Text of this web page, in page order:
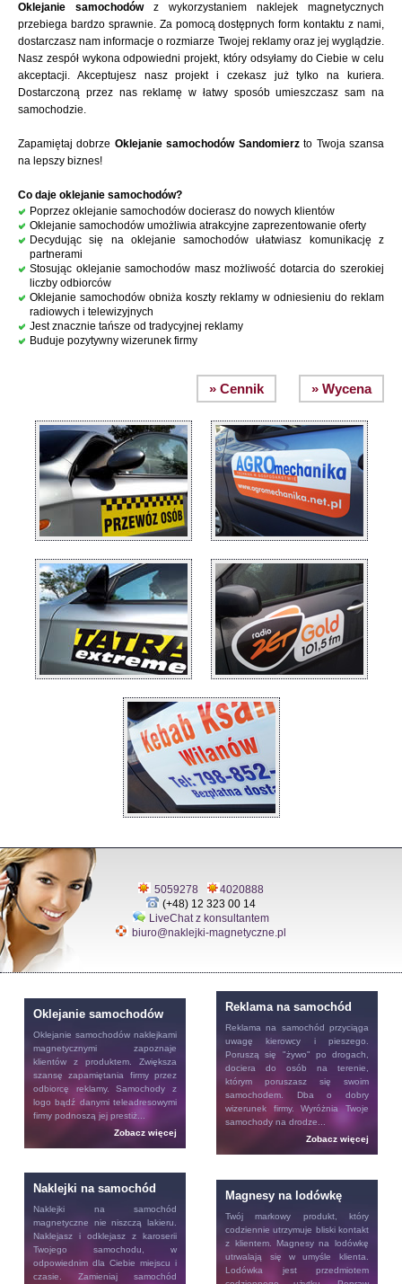
Oklejanie samochodówz wykorzystaniem naklejek magnetycznych
przebiega bardzo sprawnie. Za pomocą dostępnych form kontaktu z nami,
dostarczasz nam informacje o rozmiarze Twojej reklamy oraz jej wyglądzie.
Nasz zespół wykona odpowiedni projekt, który odsyłamy do Ciebie w celu
akceptacji. Akceptujesz nasz projekt i czekasz już tylko na kuriera.
Dostarczoną przez nas reklamę w łatwy sposób umieszczasz sam na
samochodzie.
Zapamiętaj dobrze Oklejanie samochodów Sandomierzto Twoja szansa
na lepszy biznes!
Co daje oklejanie samochodów?
Poprzez oklejanie samochodów docierasz do nowych klientów
Oklejanie samochodów umożliwia atrakcyjne zaprezentowanie oferty
Decydując się na oklejanie samochodów ułatwiasz komunikację z
partnerami
Stosując oklejanie samochodów masz możliwość dotarcia do szerokiej
liczby odbiorców
Oklejanie samochodów obniża koszty reklamy w odniesieniu do reklam
radiowych i telewizyjnych
Jest znacznie tańsze od tradycyjnej reklamy
Buduje pozytywny wizerunek firmy
» Wycena
» Cennik
5059278
4020888
(+48) 12 323 00 14
LiveChat z konsultantem
biuro@naklejki-magnetyczne.pl
Oklejanie samochodów
Oklejanie samochodów naklejkami
magnetycznymi zapoznaje
klientów z produktem. Zwiększa
szansę zapamiętania firmy przez
odbiorcę reklamy. Samochody z
logo bądź danymi teleadresowymi
firmy podnoszą jej prestiż...
Zobacz więcej
Reklama na samochód
Reklama na samochód przyciąga
uwagę kierowcy i pieszego.
Poruszą się "żywo" po drogach,
dociera do osób na terenie,
którym poruszasz się swoim
samochodem. Dba o dobry
wizerunek firmy. Wyróżnia Twoje
samochody na drodze...
Zobacz więcej
Naklejki na samochód
Naklejki na samochód
magnetyczne nie niszczą lakieru.
Naklejasz i odklejasz z karoserii
Twojego samochodu, w
odpowiednim dla Ciebie miejscu i
czasie. Zamieniaj samochód
Magnesy na lodówkę
Twój markowy produkt, który
codziennie utrzymuje bliski kontakt
z klientem. Magnesy na lodówkę
utrwalają się w umyśle klienta.
Lodówka jest przedmiotem